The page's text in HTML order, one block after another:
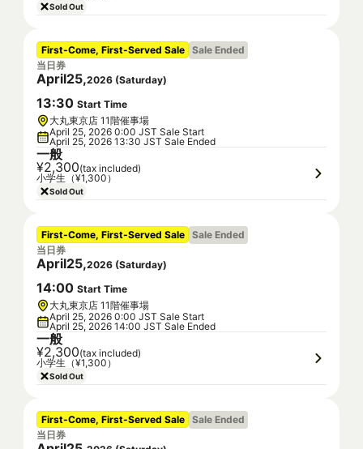
Sold Out
First-Come, First-Served Sale Sale Ended
当日券
April25,2026 (Saturday)
13:30 Start Time
大丸東京店 11階催事場
April 25, 2026 0:00 JST Sale Start
April 25, 2026 13:30 JST Sale Ended
一般
¥2,300(tax included)
小学生（¥1,300）
Sold Out
First-Come, First-Served Sale Sale Ended
当日券
April25,2026 (Saturday)
14:00 Start Time
大丸東京店 11階催事場
April 25, 2026 0:00 JST Sale Start
April 25, 2026 14:00 JST Sale Ended
一般
¥2,300(tax included)
小学生（¥1,300）
Sold Out
First-Come, First-Served Sale Sale Ended
当日券